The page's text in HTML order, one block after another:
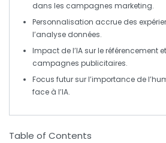
dans les campagnes marketing.
Personnalisation accrue des
l’analyse données.
Impact de l’IA sur leréférencement
campagnes publicitaires.
Focus futur sur l’importance de l’
face à l’IA.
Table of Contents